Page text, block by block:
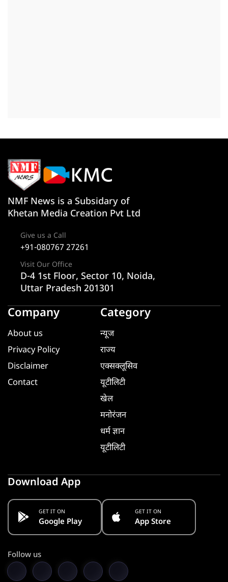
NMF News is a Subsidary of
Khetan Media Creation Pvt Ltd
Give us a Call
+91-080767 27261
Visit Our Office
D-4 1st Floor, Sector 10, Noida,
Uttar Pradesh 201301
Company
About us
Privacy Policy
Disclaimer
Contact
Category
न्यूज
राज्य
एक्सक्लूसिव
यूटीलिटी
खेल
मनोरंजन
धर्म ज्ञान
यूटीलिटी
Download App
GET IT ON
Google Play
GET IT ON
App Store
Follow us